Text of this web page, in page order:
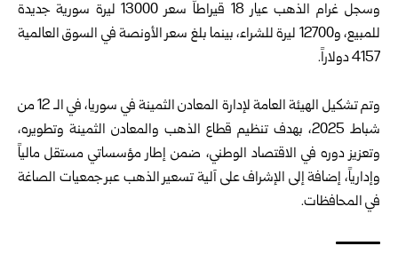
وسجل غرام الذهب عيار 18 قيراطاً سعر 13000 ليرة سورية جديدة
للمبيع، و12700 ‏ليرة للشراء، بينما بلغ سعر الأونصة في السوق العالمية
4157 دولاراً.
وتم تشكيل الهيئة العامة لإدارة المعادن الثمينة في سوريا، في الـ 12 من
شباط 2025، بهدف تنظيم قطاع الذهب والمعادن الثمينة وتطويره،
وتعزيز دوره في الاقتصاد الوطني، ضمن إطار مؤسساتي مستقل مالياً
وإدارياً، إضافة إلى الإشراف على آلية تسعير الذهب عبر جمعيات الصاغة
في المحافظات.